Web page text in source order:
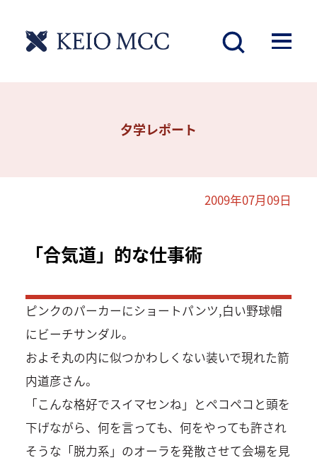
夕学レポート
2009年07月09日
「合気道」的な仕事術
ピンクのパーカーにショートパンツ,白い野球帽
にビーチサンダル。
およそ丸の内に似つかわしくない装いで現れた箭
内道彦さん。
「こんな格好でスイマセンね」とペコペコと頭を
下げながら、何を言っても、何をやっても許され
そうな「脱力系」のオーラを発散させて会場を見